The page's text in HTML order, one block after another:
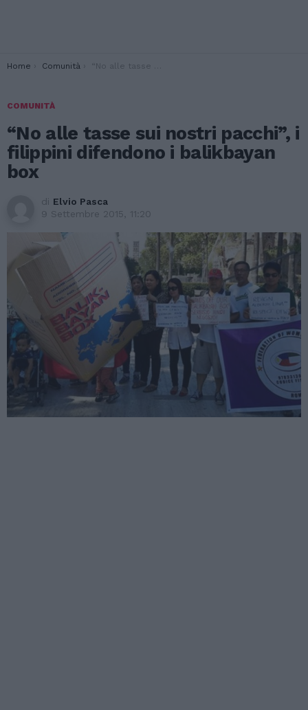
You are here:
Home Comunità “No alle tasse sui nostri pacchi”, i filippini difendono i balikbayan box
COMUNITÀ
“No alle tasse sui nostri pacchi”, i
filippini difendono i balikbayan
box
di Elvio Pasca
9 Settembre 2015, 11:20